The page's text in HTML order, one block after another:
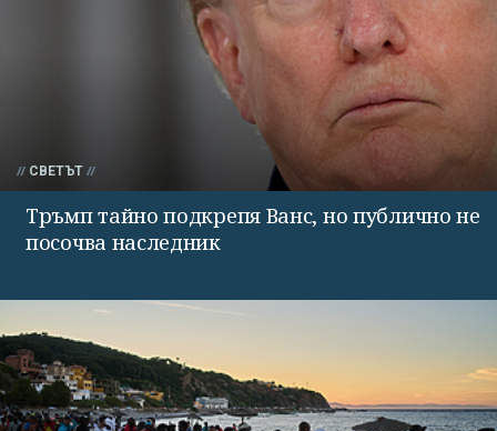
СВЕТЪТ
Тръмп тайно подкрепя Ванс, но публично не
посочва наследник